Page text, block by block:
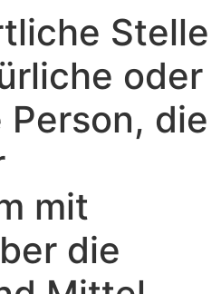
Stelle
oder
die
mit
die